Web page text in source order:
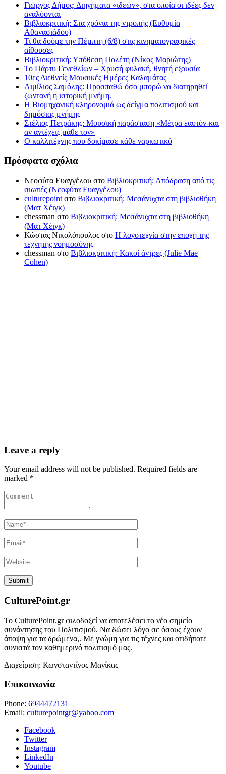
Γιώργος Δήμος: Διηγήματα «ιδεών», στα οποία οι ιδέες δεν
αναλύονται
Βιβλιοκριτική: Στα χρόνια της ντροπής (Ευθυμία
Αθανασιάδου)
Τι θα δούμε την Πέμπτη (6/8) στις κινηματογραφικές
αίθουσες
Βιβλιοκριτική: Υπόθεση Πολέτη (Νίκος Μαριώτης)
Το Πάρτυ Γενεθλίων – Χρυσή φυλακή, θνητή εξουσία
10ες Διεθνείς Μουσικές Ημέρες Καλαμάτας
Αιμίλιος Σαμόλης: Προσπαθώ όσο μπορώ να διατηρηθεί
ζωντανή η ιστορική μνήμη.
Η Βιομηχανική κληρονομιά ως δείγμα πολιτισμού και
δημόσιας μνήμης
Στέλιος Πετράκης: Μουσική παράσταση «Μέτρα εαυτόν-και
αν αντέχεις μάθε τον»
Ο καλλιτέχνης που δοκίμασε κάθε ναρκωτικό
Πρόσφατα σχόλια
Νεοφύτα Ευαγγέλου στο Βιβλιοκριτική: Απόδραση από τις
σιωπές (Νεοφύτα Ευαγγέλου)
culturepoint στο Βιβλιοκριτική: Μεσάνυχτα στη βιβλιοθήκη
(Ματ Χέιγκ)
chessman στο Βιβλιοκριτική: Μεσάνυχτα στη βιβλιοθήκη
(Ματ Χέιγκ)
Κώστας Νικολόπουλος στο Η λογοτεχνία στην εποχή της
τεχνητής νοημοσύνης
chessman στο Βιβλιοκριτική: Κακοί άντρες (Julie Mae
Cohen)
Leave a reply
Your email address will not be published. Required fields are
marked *
CulturePoint.gr
Το CulturePoint.gr φιλοδοξεί να αποτελέσει το νέο σημείο
συνάντησης του Πολιτισμού. Να δώσει λόγο σε όσους έχουν
άποψη για τα δρώμενα,. Με γνώμη για τις τέχνες και οτιδήποτε
συνιστά τον καθημερινό πολιτισμό μας.
Διαχείριση: Κωνσταντίνος Μανίκας
Επικοινωνία
Phone: 6944472131
Email: culturepointgr@yahoo.com
Facebook
Twitter
Instagram
LinkedIn
Youtube